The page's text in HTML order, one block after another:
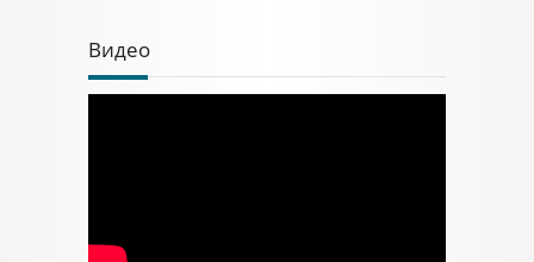
Видео